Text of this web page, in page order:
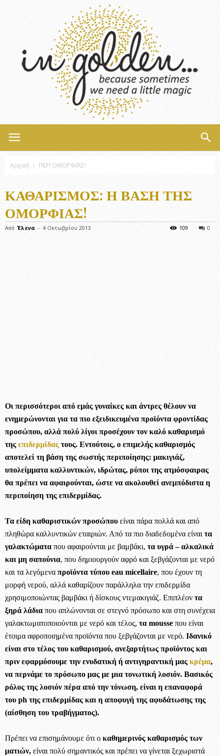
Αρχική ΠΕΡΙ ΟΜΟΡΦΙΆΣ!
ΚΑΘΑΡΙΣΜΌΣ: Η ΒΆΣΗ ΤΗΣ
ΟΜΟΡΦΙΆΣ!
Από Έλενα - 4 Οκτωβρίου 2013 0
109
Οι περισσότεροι από εμάς γυναίκες και άντρες θέλουν να
ενημερώνονται για τα πιο εξειδικευμένα προϊόντα φροντίδας
προσώπου, αλλά πολύ λίγοι προσέχουν τον καλό καθαρισμό
της επιδερμίδας τους. Εντούτοις, ο επιμελής καθαρισμός
αποτελεί τη βάση της σωστής περιποίησης: μακιγιάζ,
υπολείμματα καλλυντικών, ιδρώτας, ρύποι της ατμόσφαιρας
θα πρέπει να αφαιρούνται, ώστε να ακολουθεί ανεμπόδιστα η
περιποίηση της επιδερμίδας.
Τα είδη καθαριστικών προσώπου είναι πάρα πολλά και από
πληθώρα καλλυντικών εταιριών. Από τα πιο διαδεδομένα είναιτα
γαλακτώματα που αφαιρούνται με βαμβάκι, τα υγρά – αλκαλικά
και μη σαπούνια, που δημιουργούν αφρό και ξεβγάζονται με νερό
και τα λεγόμενα προϊόντα τύπου eau micellaire, που έχουν τη
μορφή νερού, αλλά καθαρίζουν παράλληλα την επιδερμίδα
χρησιμοποιώντας βαμβάκι ή δίσκους ντεμακιγιάζ. Επιπλέον τα
ξηρά λάδια που απλώνονται σε στεγνό πρόσωπο και στη συνέχεια
γαλακτωματοποιούνται με νερό και τέλος, τα mousse που είναι
έτοιμα αφροποιημένα προϊόντα που ξεβγάζονται με νερό. Ιδανικό
είναι στο τέλος του καθαρισμού, ανεξαρτήτως προϊόντος και
πριν εφαρμόσουμε την ενυδατική ή αντιγηραντική μας κρέμα,
να περνάμε το πρόσωπο μας με μια τονωτική λοσιόν. Βασικός
ρόλος της λοσιόν πέρα από την τόνωση, είναι η επαναφορά
του ph της επιδερμίδας και η αποφυγή της αφυδάτωσης της
(αίσθηση του τραβήγματος).
Πρέπει να επισημάνουμε ότι ο καθημερινός καθαρισμός των
ματιών, είναι πολύ σημαντικός και πρέπει να γίνεται ξεχωριστά